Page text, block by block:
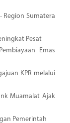
Region Sumatera
Pesat
Emas
KPR melalui
Muamalat Ajak
Pemerintah